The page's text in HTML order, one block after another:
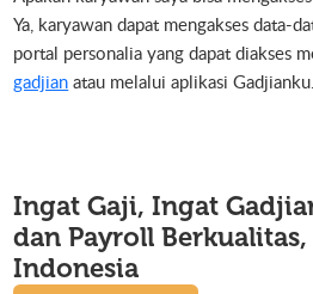
Ya, karyawan dapat mengakses data-
portal personalia yang dapat diakses
gadjian atau melalui aplikasi Gadjianku.
Ingat Gaji, Ingat
dan Payroll
Indonesia